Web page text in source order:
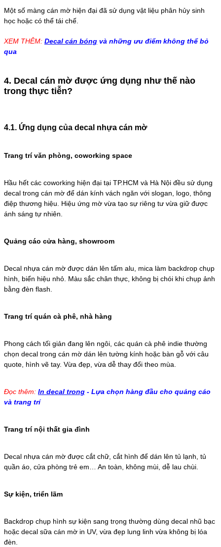
Một số màng cán mờ hiện đại đã sử dụng vật liệu phân hủy sinh
học hoặc có thể tái chế.
XEM THÊM: Decal cán bóng và những ưu điểm không thể bỏ
qua
4. Decal cán mờ được ứng dụng như thế nào
trong thực tiễn?
4.1. Ứng dụng của decal nhựa cán mờ
Trang trí văn phòng, coworking space
Hầu hết các coworking hiện đại tại TP.HCM và Hà Nội đều sử dụng
decal trong cán mờ để dán kính vách ngăn với slogan, logo, thông
điệp thương hiệu. Hiệu ứng mờ vừa tạo sự riêng tư vừa giữ được
ánh sáng tự nhiên.
Quảng cáo cửa hàng, showroom
Decal nhựa cán mờ được dán lên tấm alu, mica làm backdrop chụp
hình, biển hiệu nhỏ. Màu sắc chân thực, không bị chói khi chụp ảnh
bằng đèn flash.
Trang trí quán cà phê, nhà hàng
Phong cách tối giản đang lên ngôi, các quán cà phê indie thường
chọn decal trong cán mờ dán lên tường kính hoặc bàn gỗ với câu
quote, hình vẽ tay. Vừa đẹp, vừa dễ thay đổi theo mùa.
Đọc thêm: In decal trong - Lựa chọn hàng đầu cho quảng cáo
và trang trí
Trang trí nội thất gia đình
Decal nhựa cán mờ được cắt chữ, cắt hình để dán lên tủ lạnh, tủ
quần áo, cửa phòng trẻ em… An toàn, không mùi, dễ lau chùi.
Sự kiện, triển lãm
Backdrop chụp hình sự kiện sang trọng thường dùng decal nhũ bạc
hoặc decal sữa cán mờ in UV, vừa đẹp lung linh vừa không bị lóa
đèn.